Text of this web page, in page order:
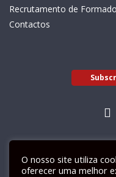
Recrutamento de
Contactos
Livro de
O nosso site utiliza
oferecer uma melhor